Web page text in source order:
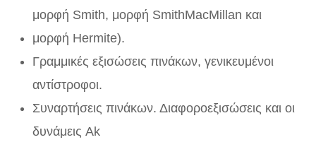
μορφή Smith, μορφή Smith­MacMillan και
μορφή Hermite).
Γραμμικές εξισώσεις πινάκων, γενικευμένοι
αντίστροφοι.
Συναρτήσεις πινάκων. Διαφοροεξισώσεις και οι
δυνάμεις Ak